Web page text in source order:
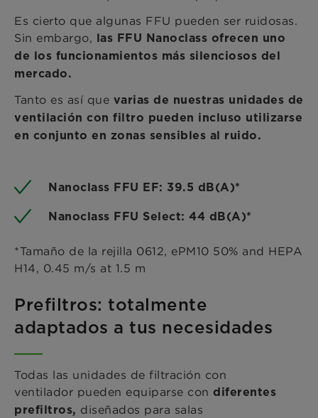
Es cierto que algunas FFU pueden ser ruidosas.
Sin embargo, las FFU Nanoclass ofrecen uno
de los funcionamientos más silenciosos del
mercado.
Tanto es así que varias de nuestras unidades de
ventilación con filtro pueden incluso utilizarse
en conjunto en zonas sensibles al ruido.
Nanoclass FFU EF: 39.5 dB(A)*
Nanoclass FFU Select: 44 dB(A)*
*Tamaño de la rejilla 0612, ePM10 50% and HEPA
H14, 0.45 m/s at 1.5 m
Prefiltros: totalmente
adaptados a tus necesidades
Todas las unidades de filtración con
ventilador pueden equiparse con diferentes
prefiltros, diseñados para salas